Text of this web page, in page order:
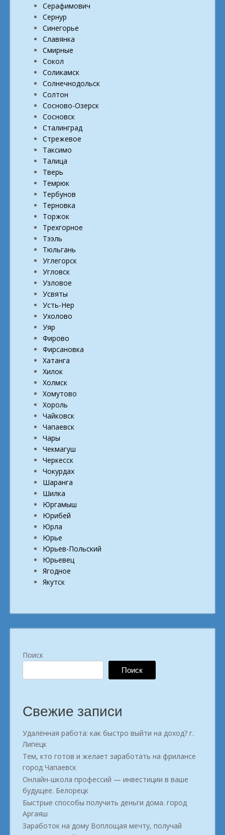
Серафимович
Сернур
Синегорье
Славянка
Смирные
Сокол
Соликамск
Солнечнодольск
Солтон
Сосново-Озерск
Сосновск
Сталинград
Стрежевое
Таксимо
Талица
Тверь
Темрюк
Тербунов
Терновка
Торжок
Трехгорное
Тээль
Тюльгань
Углегорск
Угловск
Узловое
Усвяты
Усть-Нер
Ухолово
Уяр
Фирово
Фирсановка
Хатанга
Хилок
Холмск
Хомутово
Хороль
Чайковск
Чапаевск
Чары
Чекмагуш
Черкесск
Чокурдах
Шаранга
Шилка
Юргамыш
Юрибей
Юрла
Юрье
Юрьев-Польский
Юрьевец
Ягодное
Якутск
Поиск
Поиск
Свежие записи
Удалённая работа: как быстро выйти на доход? г.
Липецк
Тем, кто готов и желает заработать на фрилансе
город Чапаевск
Онлайн-школа профессий — инвестиции в ваше
будущее. Белорецк
Быстрые способы получить деньги дома. город
Аргаяш
Заработок на дому Воплощая мечту, получай